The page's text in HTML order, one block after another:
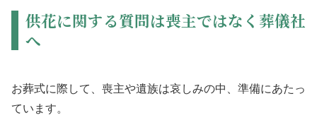
供花に関する質問は喪主ではなく葬儀社
へ
お葬式に際して、喪主や遺族は哀しみの中、準備にあたっ
ています。